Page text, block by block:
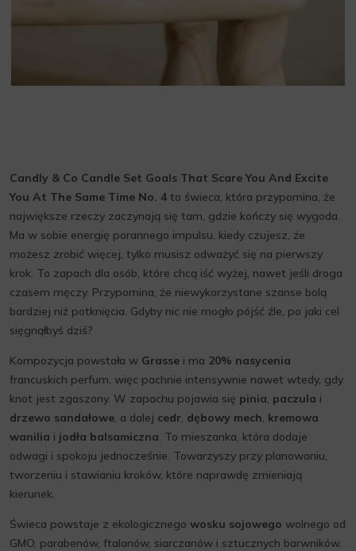
Candly & Co Candle Set Goals That Scare You And Excite
You At The Same Time No. 4 to świeca, która przypomina, że
największe rzeczy zaczynają się tam, gdzie kończy się wygoda.
Ma w sobie energię porannego impulsu, kiedy czujesz, że
możesz zrobić więcej, tylko musisz odważyć się na pierwszy
krok. To zapach dla osób, które chcą iść wyżej, nawet jeśli droga
czasem męczy. Przypomina, że niewykorzystane szanse bolą
bardziej niż potknięcia. Gdyby nic nie mogło pójść źle, po jaki cel
sięgnąłbyś dziś?
Kompozycja powstała w Grasse i ma 20% nasycenia
francuskich perfum, więc pachnie intensywnie nawet wtedy, gdy
knot jest zgaszony. W zapachu pojawia się pinia, paczula i
drzewo sandałowe, a dalej cedr, dębowy mech, kremowa
wanilia i jodła balsamiczna. To mieszanka, która dodaje
odwagi i spokoju jednocześnie. Towarzyszy przy planowaniu,
tworzeniu i stawianiu kroków, które naprawdę zmieniają
kierunek.
Świeca powstaje z ekologicznego wosku sojowego wolnego od
GMO, parabenów, ftalanów, siarczanów i sztucznych barwników.